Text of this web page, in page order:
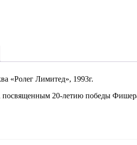
«Ролег Лимитед», 1993г.
посвященным 20-летию победы